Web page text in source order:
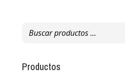
Productos